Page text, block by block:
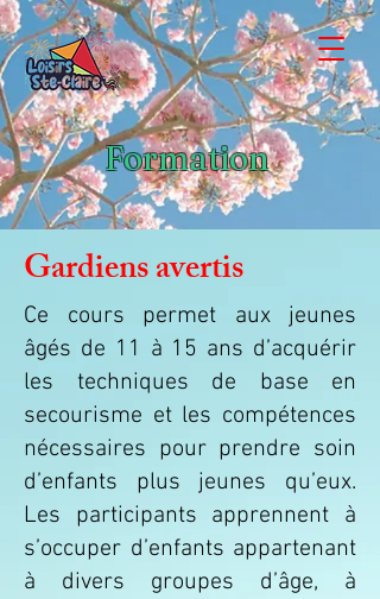
Formation
Gardiens avertis
Ce cours permet aux jeunes
âgés de 11 à 15 ans d’acquérir
les techniques de base en
secourisme et les compétences
nécessaires pour prendre soin
d’enfants plus jeunes qu’eux.
Les participants apprennent à
s’occuper d’enfants appartenant
à divers groupes d’âge, à